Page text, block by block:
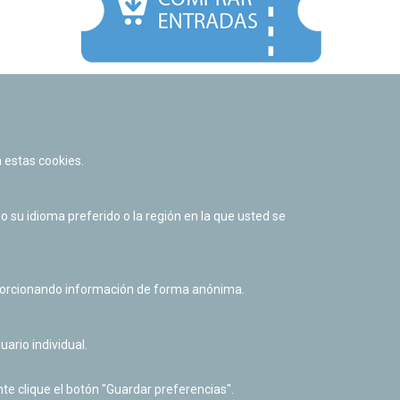
Política de cookies
Derecho de acceso a información pública
cookies.
su idioma preferido o la región en la que usted se
información de forma anónima.
individual.
clique el botón "Guardar preferencias".